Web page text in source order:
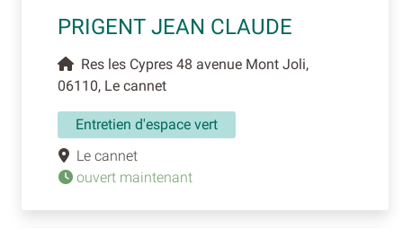
PRIGENT JEAN CLAUDE
Res les Cypres 48 avenue Mont Joli,
06110, Le cannet
Entretien d'espace vert
Le cannet
ouvert maintenant